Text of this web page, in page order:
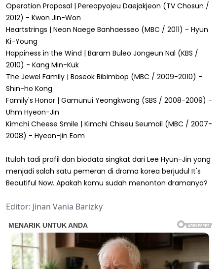
Operation Proposal | Pereopyojeu Daejakjeon (TV Chosun /
2012) - Kwon Jin-Won
Heartstrings | Neon Naege Banhaesseo (MBC / 2011) - Hyun
Ki-Young
Happiness in the Wind | Baram Buleo Jongeun Nal (KBS /
2010) - Kang Min-Kuk
The Jewel Family | Boseok Bibimbop (MBC / 2009-2010) -
Shin-ho Kong
Family's Honor | Gamunui Yeongkwang (SBS / 2008-2009) -
Uhm Hyeon-Jin
Kimchi Cheese Smile | Kimchi Chiseu Seumail (MBC / 2007-
2008) - Hyeon-jin Eom
Itulah tadi profil dan biodata singkat dari Lee Hyun-Jin yang
menjadi salah satu pemeran di drama korea berjudul It's
Beautiful Now. Apakah kamu sudah menonton dramanya?
Editor: Jinan Vania Barizky